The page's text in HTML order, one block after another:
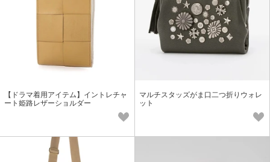
【ドラマ着用アイテム】イントレチャ
ート姫路レザーショルダー
マルチスタッズがま口二つ折りウォレ
ット